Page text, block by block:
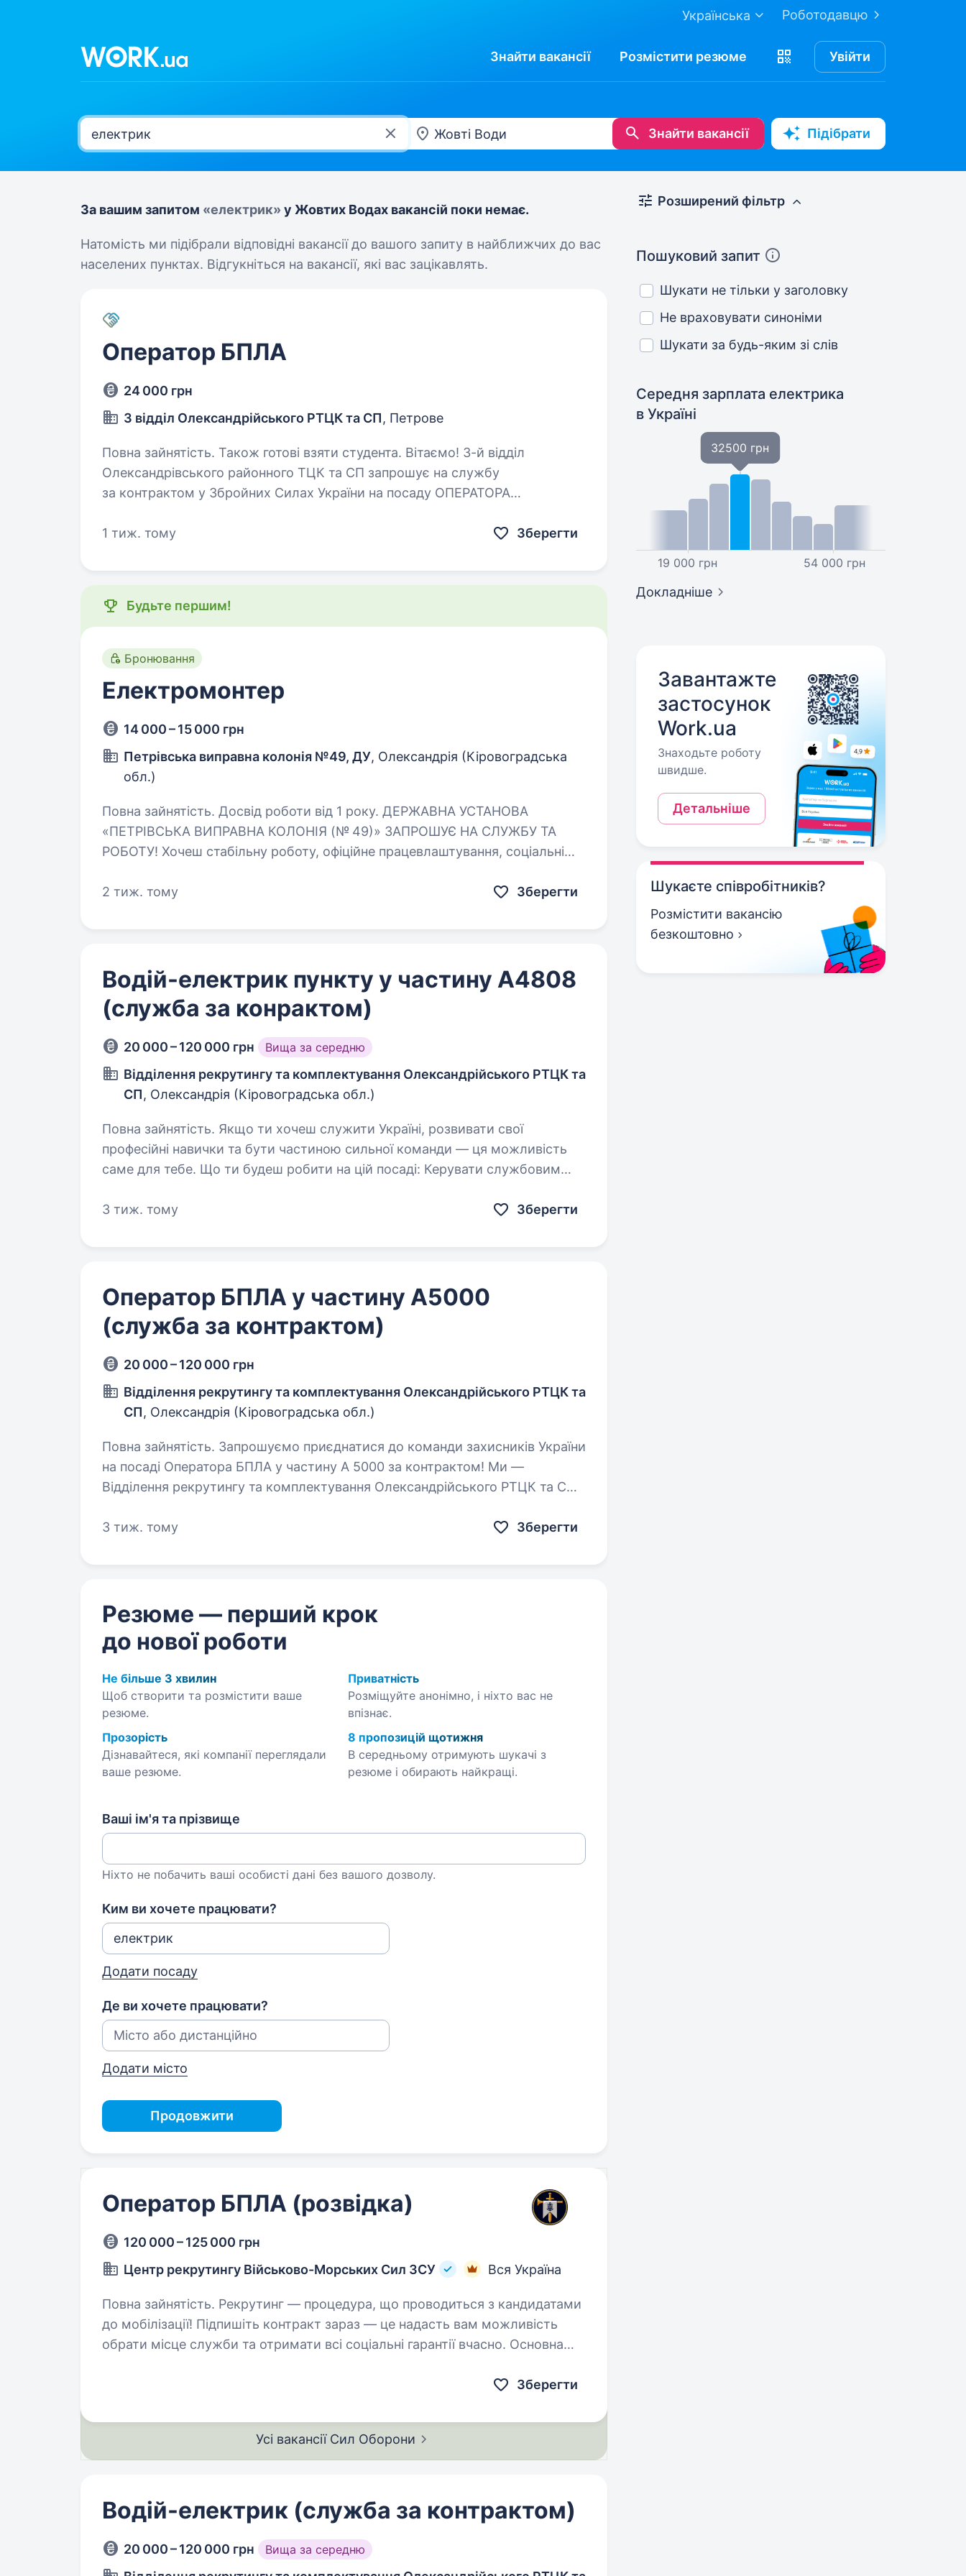
Роботодавцю
Українська
Знайти вакансії Розмістити резюме Увійти
Знайти вакансії Підібрати
За вашим запитом «електрик» у Жовтих Водах вакансій поки немає.
Натомість ми підібрали відповідні вакансії до вашого запиту в найближчих до вас
населених пунктах. Відгукніться на вакансії, які вас зацікавлять.
Оператор БПЛА
24 000 грн
3 відділ Олександрійського РТЦК та СП, Петрове
Повна зайнятість. Також готові взяти студента. Вітаємо! 3-й відділ
Олександрівського районного ТЦК та СП запрошує на службу
за контрактом у Збройних Силах України на посаду ОПЕРАТОРА
частку для Перемоги…
1 тиж. тому Зберегти
Будьте першим!
Бронювання
Електромонтер
14 000 – 15 000 грн
Петрівська виправна колонія №49, ДУ, Олександрія (Кіровоградська
обл.)
Повна зайнятість. Досвід роботи від 1 року. ДЕРЖАВНА УСТАНОВА
«ПЕТРІВСЬКА ВИПРАВНА КОЛОНІЯ (№ 49)» ЗАПРОШУЄ НА СЛУЖБУ ТА
РОБОТУ! Хочеш стабільну роботу, офіційне працевлаштування, соціальні
2 тиж. тому
Зберегти
Водій-електрик пункту у частину А4808
(служба за конрактом)
20 000 – 120 000 грн Вища за середню
Відділення рекрутингу та комплектування Олександрійського РТЦК та
СП, Олександрія (Кіровоградська обл.)
Повна зайнятість. Якщо ти хочеш служити Україні, розвивати свої
професійні навички та бути частиною сильної команди — ця можливість
саме для тебе. Що ти будеш робити на цій посаді: Керувати службовим
3 тиж. тому
Зберегти
Оператор БПЛА у частину А5000
(служба за контрактом)
20 000 – 120 000 грн
Відділення рекрутингу та комплектування Олександрійського РТЦК та
СП, Олександрія (Кіровоградська обл.)
Повна зайнятість. Запрошуємо приєднатися до команди захисників України
на посаді Оператора БПЛА у частину А 5000 за контрактом! Ми —
Відділення рекрутингу та комплектування Олександрійського РТЦК та СП,
3 тиж. тому
Зберегти
Резюме — перший крок
до нової роботи
Не більше 3 хвилин
Щоб створити та розмістити ваше
резюме.
Приватність
Розміщуйте анонімно, і ніхто вас не
впізнає.
Прозорість
Дізнавайтеся, які компанії переглядали
ваше резюме.
8 пропозицій щотижня
В середньому отримують шукачі з
резюме і обирають найкращі.
Ваші ім'я та прізвище
Ніхто не побачить ваші особисті дані без вашого дозволу.
Ким ви хочете працювати?
Додати посаду
Де ви хочете працювати?
Додати місто
Продовжити
Оператор БПЛА (розвідка)
120 000 – 125 000 грн
Центр рекрутингу Військово-Морських Сил ЗСУ
Вся Україна
Повна зайнятість. Рекрутинг — процедура, що проводиться з кандидатами
до мобілізації! Підпишіть контракт зараз — це надасть вам можливість
обрати місце служби та отримати всі соціальні гарантії вчасно. Основна
Зберегти
Усі вакансії Сил Оборони
Водій-електрик (служба за контрактом)
20 000 – 120 000 грн Вища за середню
Розширений фільтр
Пошуковий запит
Шукати не тільки у заголовку
Не враховувати синоніми
Шукати за будь-яким зі слів
Середня зарплата електрика
в Україні
19 000 грн
32500 грн
54 000 грн
Докладніше
Завантажте
застосунок
Work.ua
Знаходьте роботу
швидше.
Детальніше
Шукаєте співробітників?
Розмістити вакансію
безкоштовно